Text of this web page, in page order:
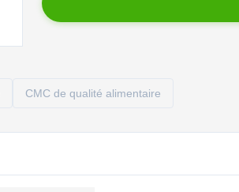
CMC de qualité alimentaire